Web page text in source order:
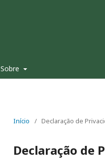
Sobre
Início / Declaração de
Declaração de